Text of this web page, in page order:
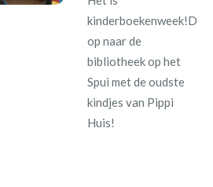
kinderboekenweek!Dus
op naar de
bibliotheek op het
Spui met de oudste
kindjes van Pippi
Huis!